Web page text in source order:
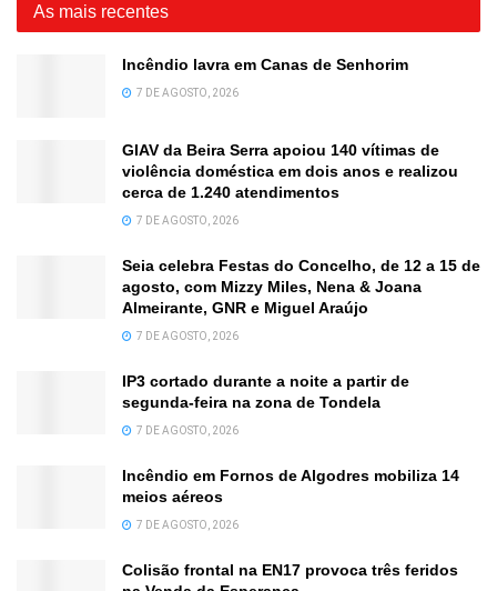
As mais recentes
Incêndio lavra em Canas de Senhorim
7 DE AGOSTO, 2026
GIAV da Beira Serra apoiou 140 vítimas de
violência doméstica em dois anos e realizou
cerca de 1.240 atendimentos
7 DE AGOSTO, 2026
Seia celebra Festas do Concelho, de 12 a 15 de
agosto, com Mizzy Miles, Nena & Joana
Almeirante, GNR e Miguel Araújo
7 DE AGOSTO, 2026
IP3 cortado durante a noite a partir de
segunda-feira na zona de Tondela
7 DE AGOSTO, 2026
Incêndio em Fornos de Algodres mobiliza 14
meios aéreos
7 DE AGOSTO, 2026
Colisão frontal na EN17 provoca três feridos